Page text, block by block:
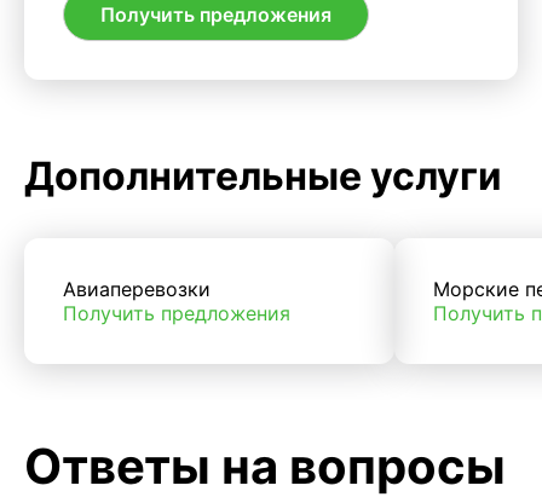
Получить предложения
Дополнительные услуги
Авиаперевозки
Получить предложения
Морские
Получить
Ответы на вопросы